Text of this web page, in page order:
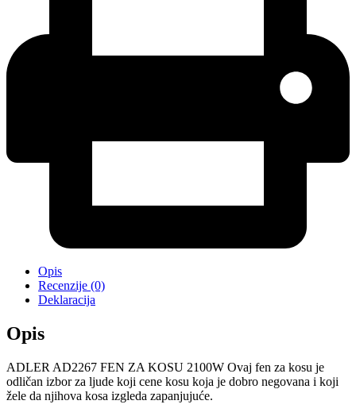
Opis
Recenzije (0)
Deklaracija
Opis
ADLER AD2267 FEN ZA KOSU 2100W Ovaj fen za kosu je
odličan izbor za ljude koji cene kosu koja je dobro negovana i koji
žele da njihova kosa izgleda zapanjujuće.